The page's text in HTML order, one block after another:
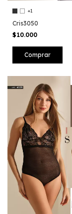
+1
Cris3050
$10.000
Comprar